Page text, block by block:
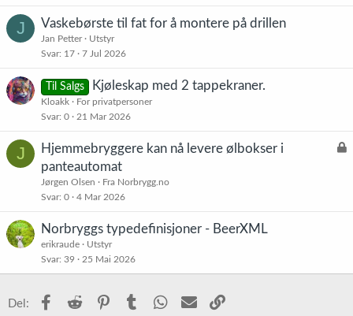
J Vaskebørste til fat for å montere på drillen
Jan Petter
Utstyr
Svar 17 7 Jul 2026
Til Salgs Kjøleskap med 2 tappekraner.
Kloakk
For privatpersoner
Svar 0 21 Mar 2026
J
L
Hjemmebryggere kan nå levere ølbokser i
panteautomat
Jørgen Olsen
Fra Norbrygg.no
Svar 0 4 Mar 2026
Norbryggs typedefinisjoner - BeerXML
erikraude
Utstyr
Svar 39 25 Mai 2026
Del: Facebook
Reddit PinterestTumblr WhatsApp
E-post